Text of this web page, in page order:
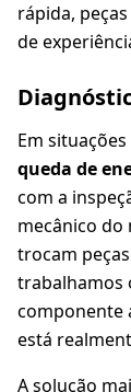
rápida,
de
Em
queda de
com a
mecânico do
trocam
trabalhamos
componente
está
A solução